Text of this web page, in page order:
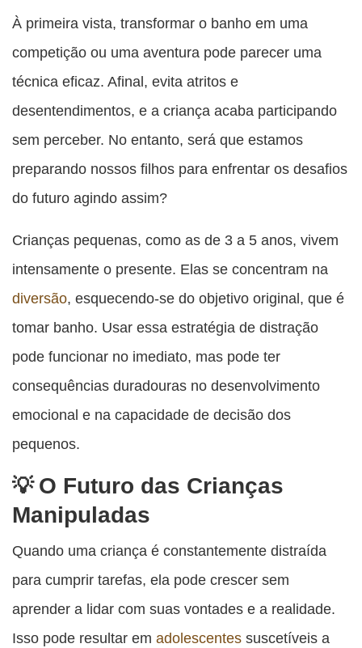
À primeira vista, transformar o banho em uma
competição ou uma aventura pode parecer uma
técnica eficaz. Afinal, evita atritos e
desentendimentos, e a criança acaba participando
sem perceber. No entanto, será que estamos
preparando nossos filhos para enfrentar os desafios
do futuro agindo assim?
Crianças pequenas, como as de 3 a 5 anos, vivem
intensamente o presente. Elas se concentram na
diversão, esquecendo-se do objetivo original, que é
tomar banho. Usar essa estratégia de distração
pode funcionar no imediato, mas pode ter
consequências duradouras no desenvolvimento
emocional e na capacidade de decisão dos
pequenos.
O Futuro das Crianças
Manipuladas
Quando uma criança é constantemente distraída
para cumprir tarefas, ela pode crescer sem
aprender a lidar com suas vontades e a realidade.
Isso pode resultar em adolescentes suscetíveis a